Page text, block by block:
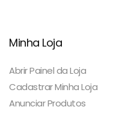
Minha Loja
Abrir Painel da Loja
Cadastrar Minha Loja
Anunciar Produtos